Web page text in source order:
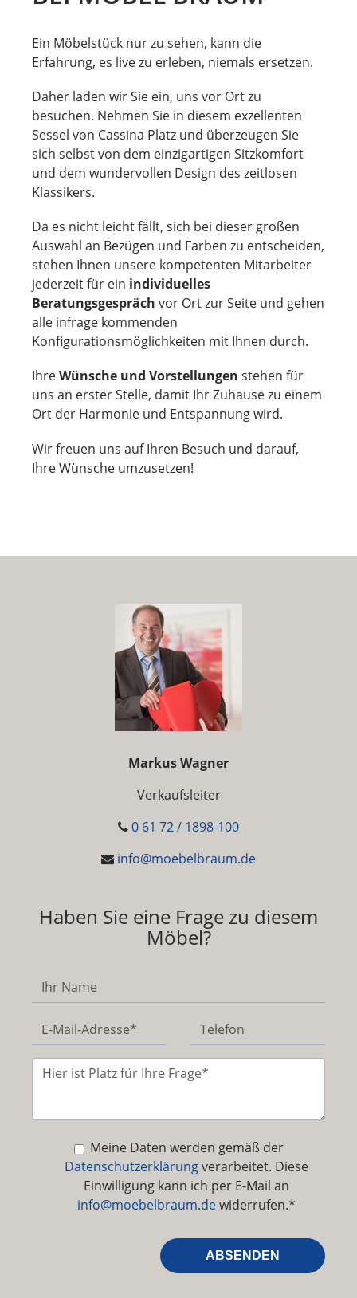
Ein Möbelstück nur zu sehen, kann die
Erfahrung, es live zu erleben, niemals ersetzen.
Daher laden wir Sie ein, uns vor Ort zu
besuchen. Nehmen Sie in diesem exzellenten
Sessel von Cassina Platz und überzeugen Sie
sich selbst von dem einzigartigen Sitzkomfort
und dem wundervollen Design des zeitlosen
Klassikers.
Da es nicht leicht fällt, sich bei dieser großen
Auswahl an Bezügen und Farben zu entscheiden,
stehen Ihnen unsere kompetenten Mitarbeiter
jederzeit für ein individuelles
Beratungsgespräch vor Ort zur Seite und gehen
alle infrage kommenden
Konfigurationsmöglichkeiten mit Ihnen durch.
IhreWünsche und Vorstellungen stehen für
uns an erster Stelle, damit Ihr Zuhause zu einem
Ort der Harmonie und Entspannung wird.
Wir freuen uns auf Ihren Besuch und darauf,
Ihre Wünsche umzusetzen!
Markus Wagner
Verkaufsleiter
0 61 72 / 1898-100
info@moebelbraum.de
Haben Sie eine Frage zu diesem
Möbel?
Meine Daten werden gemäß der
Datenschutzerklärungverarbeitet. Diese
Einwilligung kann ich per E-Mail an
info@moebelbraum.dewiderrufen.*